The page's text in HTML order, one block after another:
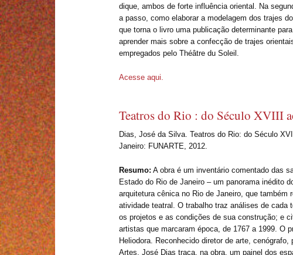
dique, ambos de forte influência oriental. Na
a passo, como elaborar a modelagem dos trajes
que torna o livro uma publicação determinante
aprender mais sobre a confecção de trajes
empregados pelo Théâtre du Soleil.
Acesse aqui.
Teatros do Rio : do Século XVIII
Dias, José da Silva. Teatros do Rio: do Século
Janeiro: FUNARTE, 2012.
Resumo: A obra é um inventário comentado das
Estado do Rio de Janeiro – um panorama inédito
arquitetura cênica no Rio de Janeiro, que também
atividade teatral. O trabalho traz análises de cada
os projetos e as condições de sua construção; e
artistas que marcaram época, de 1767 a 1999. O
Heliodora. Reconhecido diretor de arte, cenógrafo,
Artes, José Dias traça, na obra, um painel dos